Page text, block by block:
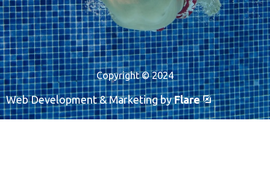
Copyright © 2024
Web Development & Marketing byFlare